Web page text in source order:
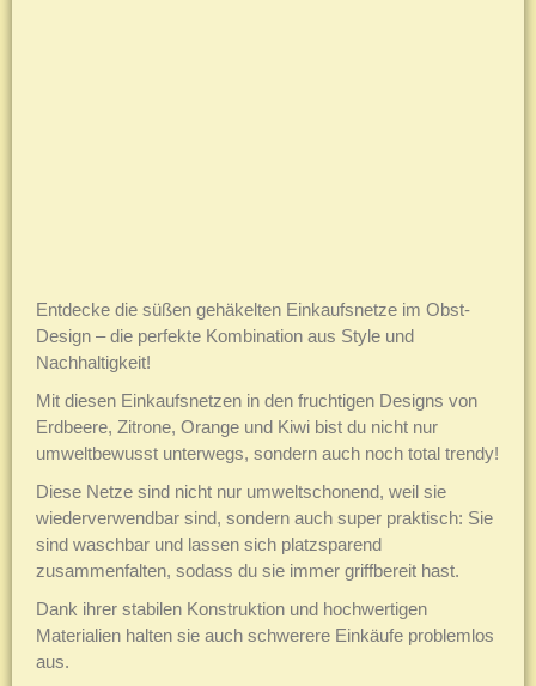
Entdecke die süßen gehäkelten Einkaufsnetze im Obst-
Design – die perfekte Kombination aus Style und
Nachhaltigkeit!
Mit diesen Einkaufsnetzen in den fruchtigen Designs von
Erdbeere, Zitrone, Orange und Kiwi bist du nicht nur
umweltbewusst unterwegs, sondern auch noch total trendy!
Diese Netze sind nicht nur umweltschonend, weil sie
wiederverwendbar sind, sondern auch super praktisch: Sie
sind waschbar und lassen sich platzsparend
zusammenfalten, sodass du sie immer griffbereit hast.
Dank ihrer stabilen Konstruktion und hochwertigen
Materialien halten sie auch schwerere Einkäufe problemlos
aus.